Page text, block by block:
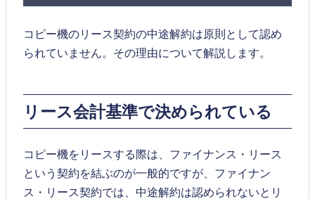
コピー機のリース契約の中途解約は原則として認め
られていません。その理由について解説します。
リース会計基準で決められている
コピー機をリースする際は、ファイナンス・リース
という契約を結ぶのが一般的ですが、ファイナン
ス・リース契約では、中途解約は認められないとリ